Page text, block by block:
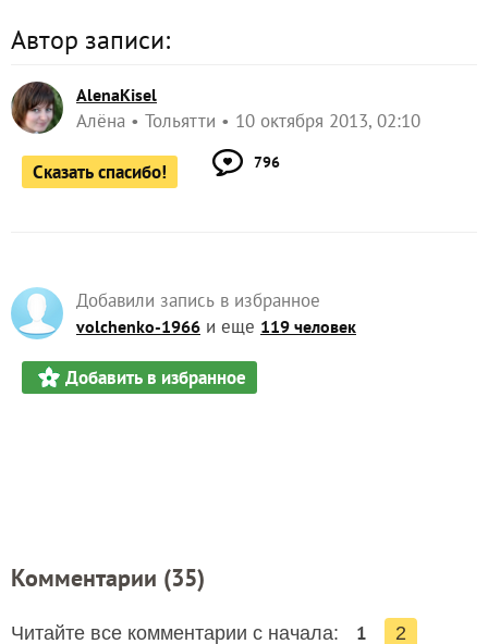
Автор записи:
AlenaKisel
Алёна Тольятти 10 октября 2013, 02:10
Сказать спасибо! 796
Добавили запись в избранное
volchenko-1966 и еще 119 человек
Добавить в избранное
Комментарии (35)
Читайте все комментарии с начала: 1 2